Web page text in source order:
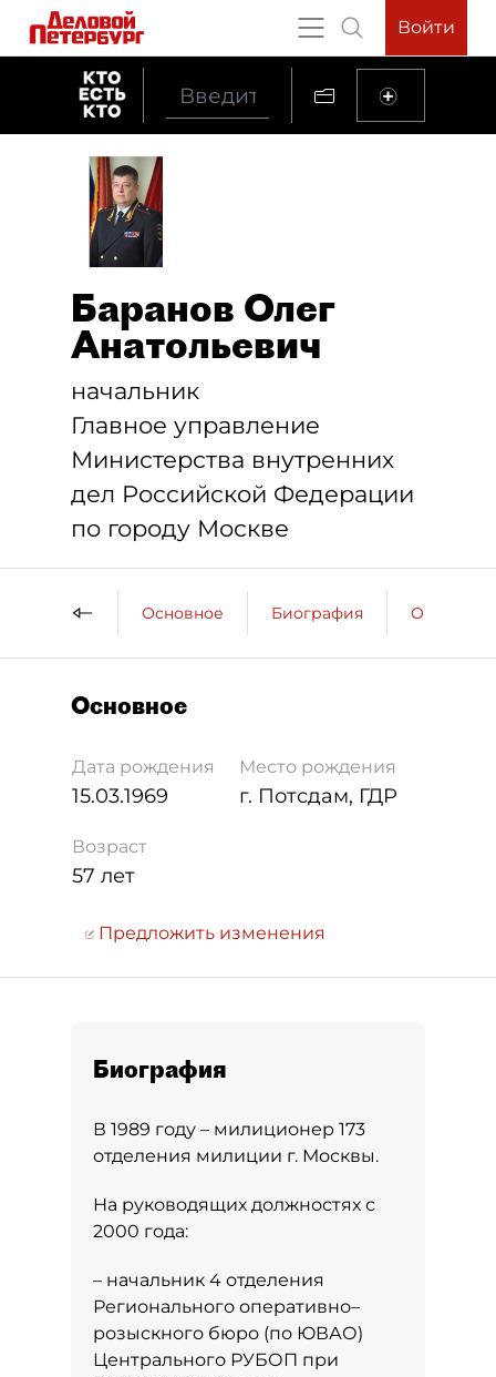
Войти
Баранов Олег
Анатольевич
начальник
Главное управление
Министерства внутренних
дел Российской Федерации
по городу Москве
Основное Биография
Основное
Дата рождения
15.03.1969
Место рождения
г. Потсдам, ГДР
Возраст
57 лет
Предложить изменения
Биография
В 1989 году – милиционер 173
отделения милиции г. Москвы.
На руководящих должностях с
2000 года:
– начальник 4 отделения
Регионального оперативно–
розыскного бюро (по ЮВАО)
Центрального РУБОП при